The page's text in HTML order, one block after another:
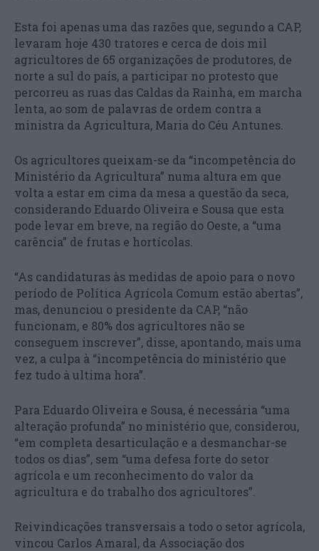
Esta foi apenas uma das razões que, segundo a CAP,
levaram hoje 430 tratores e cerca de dois mil
agricultores de 65 organizações de produtores, de
norte a sul do país, a participar no protesto que
percorreu as ruas das Caldas da Rainha, em marcha
lenta, ao som de palavras de ordem contra a
ministra da Agricultura, Maria do Céu Antunes.
Os agricultores queixam-se da “incompetência do
Ministério da Agricultura” numa altura em que
volta a estar em cima da mesa a questão da seca,
considerando Eduardo Oliveira e Sousa que esta
pode levar em breve, na região do Oeste, a “uma
carência” de frutas e hortícolas.
“As candidaturas às medidas de apoio para o novo
período de Política Agrícola Comum estão abertas”,
mas, denunciou o presidente da CAP, “não
funcionam, e 80% dos agricultores não se
conseguem inscrever”, disse, apontando, mais uma
vez, a culpa à “incompetência do ministério que
fez tudo à ultima hora”.
Para Eduardo Oliveira e Sousa, é necessária “uma
alteração profunda” no ministério que, considerou,
“em completa desarticulação e a desmanchar-se
todos os dias”, sem “uma defesa forte do setor
agrícola e um reconhecimento do valor da
agricultura e do trabalho dos agricultores”.
Reivindicações transversais a todo o setor agrícola,
vincou Carlos Amaral, da Associação dos